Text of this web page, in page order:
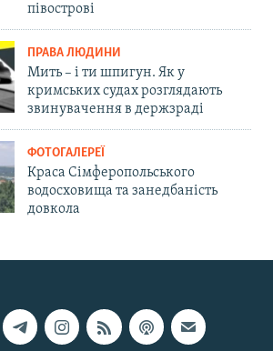
півострові
ПРАВА ЛЮДИНИ
Мить – і ти шпигун. Як у
кримських судах розглядають
звинувачення в держзраді
ФОТОГАЛЕРЕЇ
Краса Сімферопольського
водосховища та занедбаність
довкола